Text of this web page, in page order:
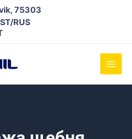
75303
RUS
Main